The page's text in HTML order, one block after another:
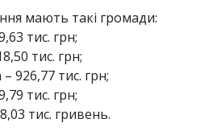
мають такі громади:
тис. грн;
тис. грн;
926,77 тис. грн;
тис. грн;
тис. гривень.